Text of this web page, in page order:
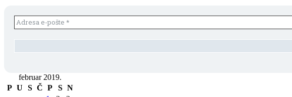
februar 2019.
P U S Č P S N